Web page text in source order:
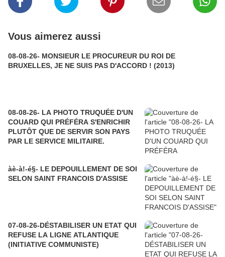
Vous aimerez aussi
08-08-26- MONSIEUR LE PROCUREUR DU ROI DE
BRUXELLES, JE NE SUIS PAS D'ACCORD ! (2013)
08-08-26- LA PHOTO TRUQUÉE D'UN
COUARD QUI PRÉFÉRA S'ENRICHIR
PLUTÔT QUE DE SERVIR SON PAYS
PAR LE SERVICE MILITAIRE.
àè-à!-é§- LE DEPOUILLEMENT DE SOI
SELON SAINT FRANCOIS D'ASSISE
07-08-26-DÉSTABILISER UN ETAT QUI
REFUSE LA LIGNE ATLANTIQUE
(INITIATIVE COMMUNISTE)